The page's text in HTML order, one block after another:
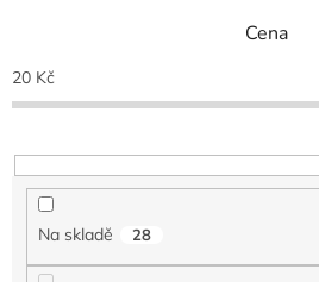
p
r
o
u
Cena
20 Kč
Na skladě 28